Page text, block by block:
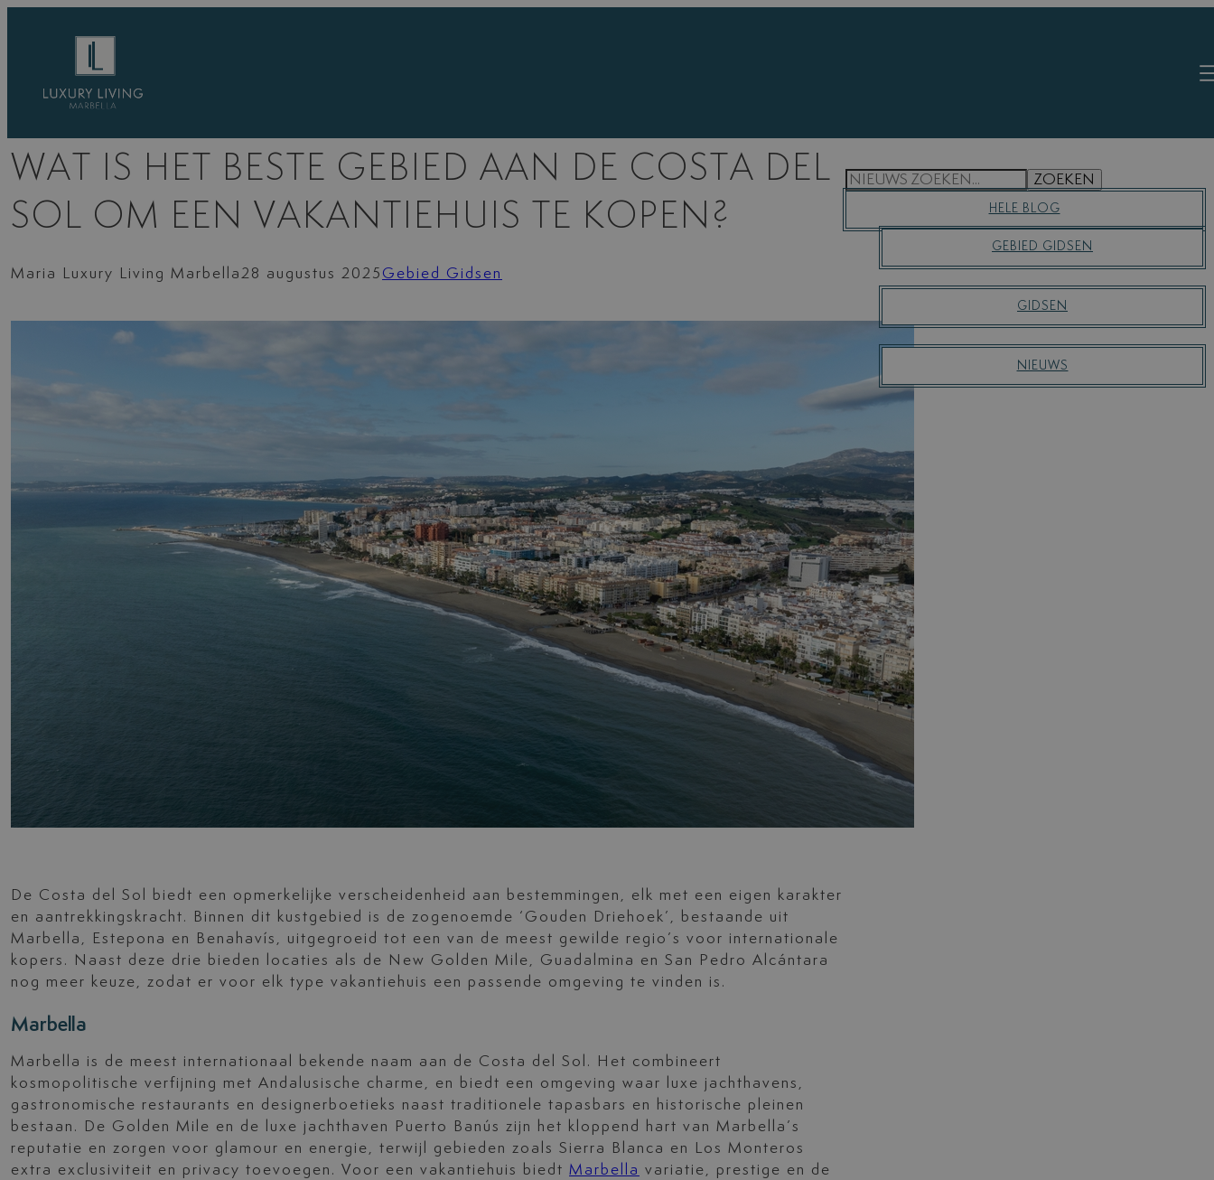
WAT IS HET BESTE GEBIED AAN DE COSTA DEL
SOL OM EEN VAKANTIEHUIS TE KOPEN?
Maria Luxury Living Marbella28 augustus 2025 Gebied Gidsen
De Costa del Sol biedt een opmerkelijke verscheidenheid aan bestemmingen, elk met een eigen karakter
en aantrekkingskracht. Binnen dit kustgebied is de zogenoemde ‘Gouden Driehoek’, bestaande uit
Marbella, Estepona en Benahavís, uitgegroeid tot een van de meest gewilde regio’s voor internationale
kopers. Naast deze drie bieden locaties als de New Golden Mile, Guadalmina en San Pedro Alcántara
nog meer keuze, zodat er voor elk type vakantiehuis een passende omgeving te vinden is.
Marbella
Marbella is de meest internationaal bekende naam aan de Costa del Sol. Het combineert
kosmopolitische verfijning met Andalusische charme, en biedt een omgeving waar luxe jachthavens,
gastronomische restaurants en designerboetieks naast traditionele tapasbars en historische pleinen
bestaan. De Golden Mile en de luxe jachthaven Puerto Banús zijn het kloppend hart van Marbella’s
reputatie en zorgen voor glamour en energie, terwijl gebieden zoals Sierra Blanca en Los Monteros
extra exclusiviteit en privacy toevoegen. Voor een vakantiehuis biedt Marbella variatie, prestige en de
S
ZOEKEN
HELE BLOG
GEBIED GIDSEN
GIDSEN
NIEUWS